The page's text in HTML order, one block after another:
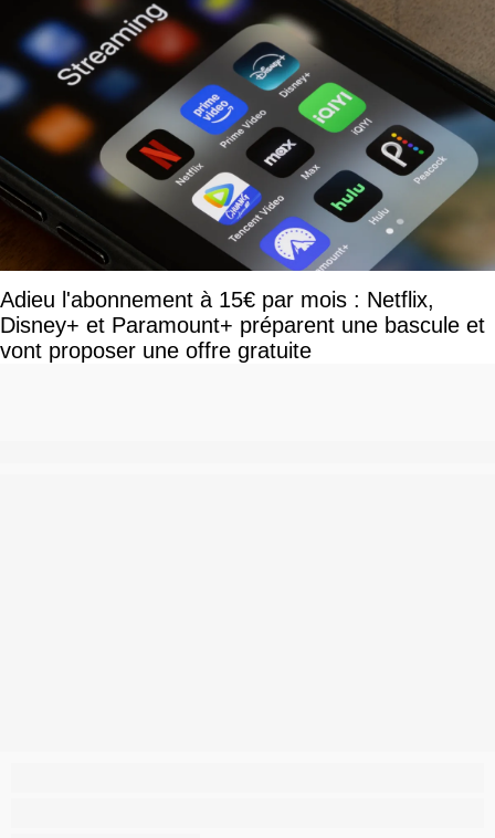
Adieu l'abonnement à 15€ par mois : Netflix,
Disney+ et Paramount+ préparent une bascule et
vont proposer une offre gratuite